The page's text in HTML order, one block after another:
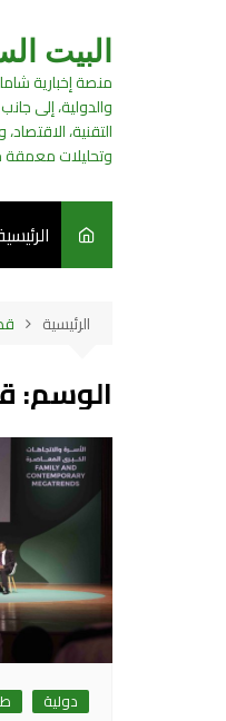
البيت
منصة إخبارية
والدولية، إلى
التقنية،
وتحليلات معمقة
الرئيسية
الوسم:
دولية